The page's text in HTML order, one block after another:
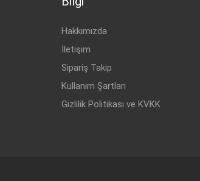
Hakkımızda
İletişim
Sipariş Takip
Kullanım Şartları
Gizlilik Politikası ve KVKK